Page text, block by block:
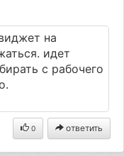
на
идет
с рабочего
0 ответить